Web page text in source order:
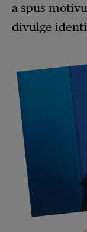
a spus
divulge